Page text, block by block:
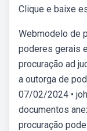
Clique e baixe
Webmodelo de
poderes gerais
procuração ad
a outorga de
07/02/2024 •
documentos
procuração